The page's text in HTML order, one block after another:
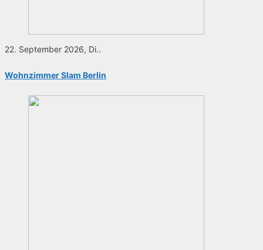
22. September 2026, Di..
Wohnzimmer Slam Berlin